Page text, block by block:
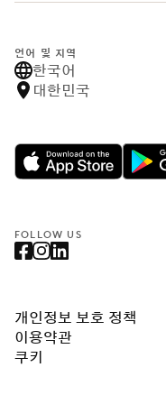
언어 및 지역
한국어
대한민국
FOLLOW US
개인정보 보호 정책
이용약관
쿠키